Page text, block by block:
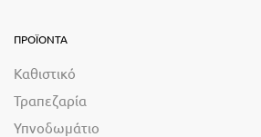
ΠΡΟΪΟΝΤΑ
Καθιστικό
Τραπεζαρία
Υπνοδωμάτιο